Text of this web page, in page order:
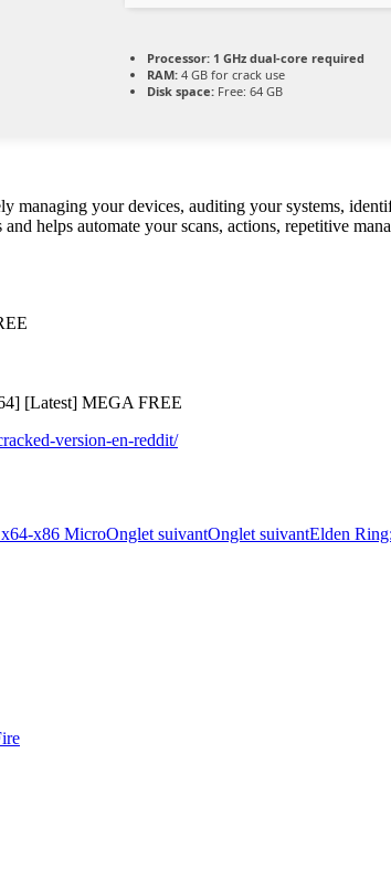
Processor: 1 GHz dual-core required
RAM: 4 GB for crack use
Disk space: Free: 64 GB
managing your devices, auditing your systems,
helps automate your scans, actions, repetitive
[Latest] MEGA FREE
version-en-reddit/
x86 MicroOnglet suivantOnglet suivantElden